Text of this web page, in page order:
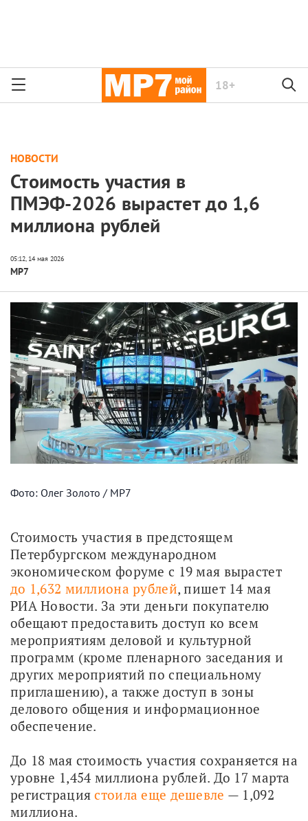
18+
НОВОСТИ
Стоимость участия в
ПМЭФ-2026 вырастет до 1,6
миллиона рублей
МР7
Фото: Олег Золото / МР7
Стоимость участия в предстоящем
Петербургском международном
экономическом форуме с 19 мая вырастет
до 1,632 миллиона рублей, пишет 14 мая
РИА Новости. За эти деньги покупателю
обещают предоставить доступ ко всем
мероприятиям деловой и культурной
программ (кроме пленарного заседания и
других мероприятий по специальному
приглашению), а также доступ в зоны
делового общения и информационное
обеспечение.
До 18 мая стоимость участия сохраняется на
уровне 1,454 миллиона рублей. До 17 марта
регистрация стоила еще дешевле — 1,092
миллиона.